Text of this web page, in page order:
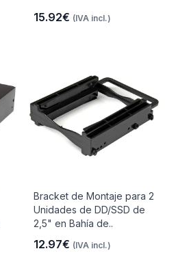
15.92€ (IVA incl.)
Bracket de Montaje para 2
Unidades de DD/SSD de
2,5" en Bahía de..
12.97€ (IVA incl.)